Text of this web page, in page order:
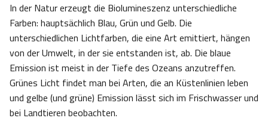
In der Natur erzeugt die Biolumineszenz unterschiedliche
Farben: hauptsächlich Blau, Grün und Gelb. Die
unterschiedlichen Lichtfarben, die eine Art emittiert, hängen
von der Umwelt, in der sie entstanden ist, ab. Die blaue
Emission ist meist in der Tiefe des Ozeans anzutreffen.
Grünes Licht findet man bei Arten, die an Küstenlinien leben
und gelbe (und grüne) Emission lässt sich im Frischwasser und
bei Landtieren beobachten.